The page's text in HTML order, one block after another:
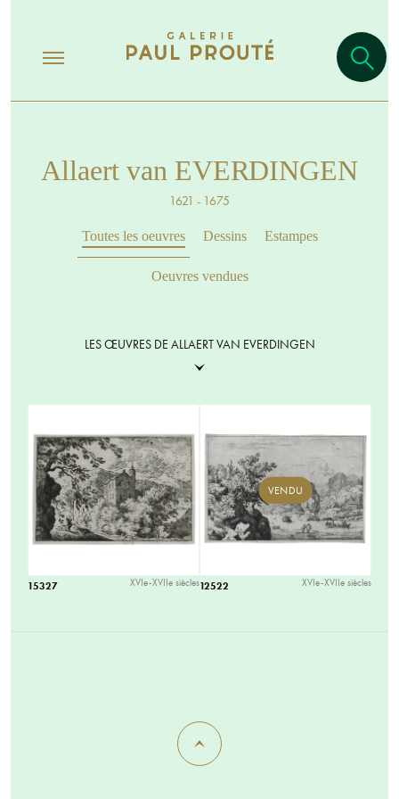
Allaert van EVERDINGEN
1621 - 1675
Toutes les oeuvres Dessins Estampes
Oeuvres vendues
LES ŒUVRES DE ALLAERT VAN EVERDINGEN
15327 XVIe-XVIIe siècles
VENDU
12522 XVIe-XVIIe siècles